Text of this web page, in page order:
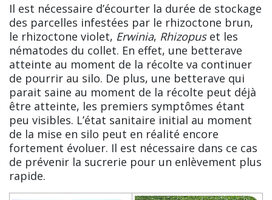
Il est nécessaire d’écourter la durée de stockage
des parcelles infestées par le rhizoctone brun,
le rhizoctone violet, Erwinia, Rhizopuset les
nématodes du collet. En effet, une betterave
atteinte au moment de la récolte va continuer
de pourrir au silo. De plus, une betterave qui
parait saine au moment de la récolte peut déjà
être atteinte, les premiers symptômes étant
peu visibles. L’état sanitaire initial au moment
de la mise en silo peut en réalité encore
fortement évoluer. Il est nécessaire dans ce cas
de prévenir la sucrerie pour un enlèvement plus
rapide.